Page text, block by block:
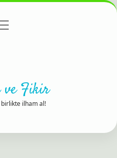
ve Fikir
ilham al!